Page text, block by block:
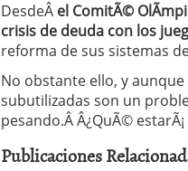
DesdeÂ el ComitÃ©
crisis de deuda con los
reforma de sus sistemas
No obstante ello, y
subutilizadas son un
pesando.Â Â¿QuÃ©
Publicaciones